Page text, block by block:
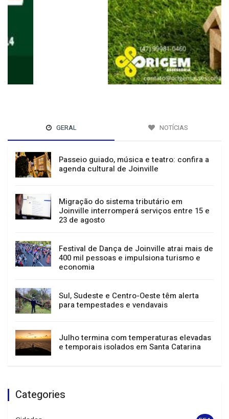
GERAL NOTÍCIAS
Passeio guiado, música e teatro: confira a
agenda cultural de Joinville
Migração do sistema tributário em
Joinville interromperá serviços entre 15 e
23 de agosto
Festival de Dança de Joinville atrai mais de
400 mil pessoas e impulsiona turismo e
economia
Sul, Sudeste e Centro-Oeste têm alerta
para tempestades e vendavais
e temporais isolados em Santa Catarina